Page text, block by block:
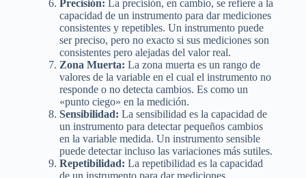
Precisión: La precisión, en cambio, se refiere a la
capacidad de un instrumento para dar mediciones
consistentes y repetibles. Un instrumento puede
ser preciso, pero no exacto si sus mediciones son
consistentes pero alejadas del valor real.
Zona Muerta: La zona muerta es un rango de
valores de la variable en el cual el instrumento no
responde o no detecta cambios. Es como un
«punto ciego» en la medición.
Sensibilidad: La sensibilidad es la capacidad de
un instrumento para detectar pequeños cambios
en la variable medida. Un instrumento sensible
puede detectar incluso las variaciones más sutiles.
Repetibilidad: La repetibilidad es la capacidad